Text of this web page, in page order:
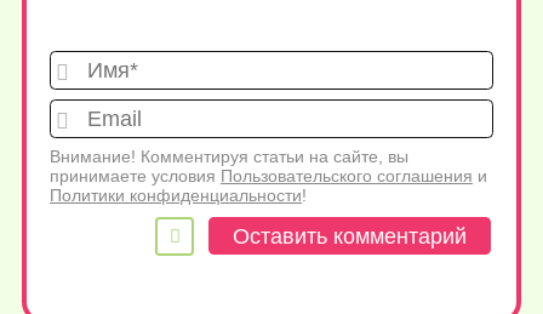
Имя*
Внимание! Комментируя статьи на сайте, вы
принимаете условия Пользовательского соглашения и
Политики конфиденциальности!